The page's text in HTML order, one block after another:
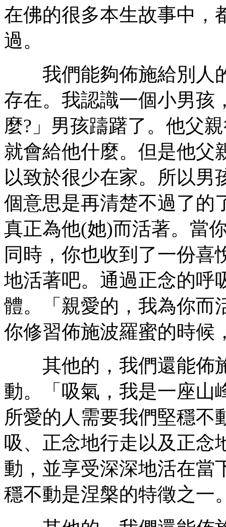
在佛的很多本生故事中，
過。
我們能夠佈施給別人
存在。我認識一個小男孩
麼?」男孩躊躇了。他父
就會給他什麼。但是他父
以致於很少在家。所以男
個意思是再清楚不過了的
真正為他(她)而活著。當
同時，你也收到了一份喜
地活著吧。通過正念的呼
體。「親愛的，我為你而
你修習佈施波羅蜜的時候
其他的，我們還能佈
動。「吸氣，我是一座山
所愛的人需要我們堅穩不
吸、正念地行走以及正念
動，並享受深深地活在當
穩不動是涅槃的特徵之一